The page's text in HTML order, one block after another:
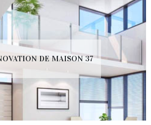
DE MAISON 37